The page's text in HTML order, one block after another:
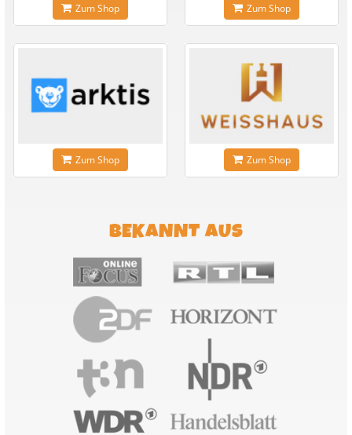
Zum Shop Zum Shop
Zum Shop Zum Shop
BEKANNT AUS